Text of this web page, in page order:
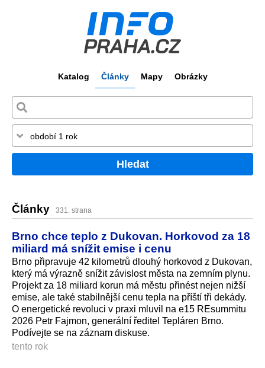
Katalog Články Mapy Obrázky
Hledat
Články 331. strana
Brno chce teplo z Dukovan. Horkovod za 18
miliard má snížit emise i cenu
Brno připravuje 42 kilometrů dlouhý horkovod z Dukovan,
který má výrazně snížit závislost města na zemním plynu.
Projekt za 18 miliard korun má městu přinést nejen nižší
emise, ale také stabilnější cenu tepla na příští tři dekády.
O energetické revoluci v praxi mluvil na e15 REsummitu
2026 Petr Fajmon, generální ředitel Tepláren Brno.
Podívejte se na záznam diskuse.
tento rok